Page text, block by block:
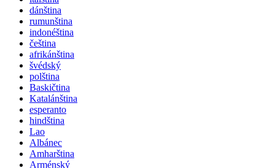
dánština
rumunština
indonéština
čeština
afrikánština
švédský
polština
Baskičtina
Katalánština
esperanto
hindština
Lao
Albánec
Amharština
Arménský